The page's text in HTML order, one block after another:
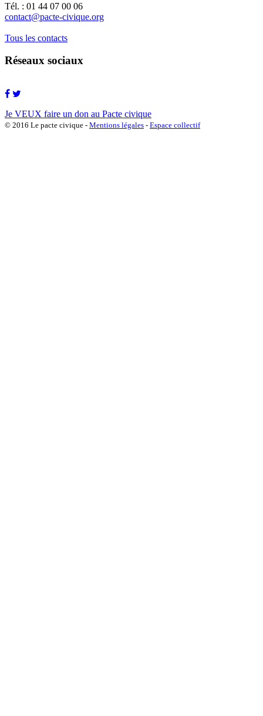
Tél. : 01 44 07 00 06
contact@pacte-civique.org
Tous les contacts
Réseaux sociaux
Je VEUX faire un don au Pacte civique
© 2016 Le pacte civique - Mentions légales - Espace collectif